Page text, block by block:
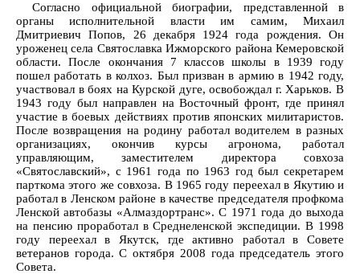
Согласно официальной биографии, представленной в
органы исполнительной власти им самим, Михаил
Дмитриевич Попов, 26 декабря 1924 года рождения. Он
уроженец села Святославка Ижморского района Кемеровской
области. После окончания 7 классов школы в 1939 году
пошел работать в колхоз. Был призван в армию в 1942 году,
участвовал в боях на Курской дуге, освобождал г. Харьков. В
1943 году был направлен на Восточный фронт, где принял
участие в боевых действиях против японских милитаристов.
После возвращения на родину работал водителем в разных
организациях, окончив курсы агронома, работал
управляющим, заместителем директора совхоза
«Святославский», с 1961 года по 1963 год был секретарем
парткома этого же совхоза. В 1965 году переехал в Якутию и
работал в Ленском районе в качестве председателя профкома
Ленской автобазы «Алмаздортранс». С 1971 года до выхода
на пенсию проработал в Среднеленской экспедиции. В 1998
году переехал в Якутск, где активно работал в Совете
ветеранов города. С октября 2008 года председатель этого
Совета.